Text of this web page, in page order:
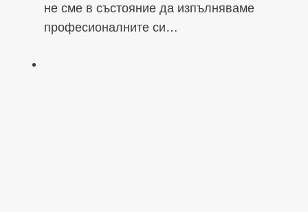
не сме в състояние да изпълняваме
професионалните си…